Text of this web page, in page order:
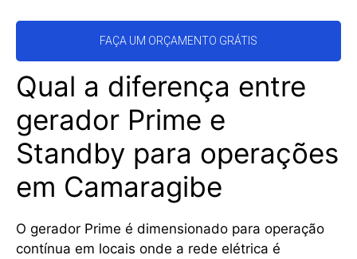
FAÇA UM ORÇAMENTO GRÁTIS
Qual a diferença entre
gerador Prime e
Standby para operações
em Camaragibe
O gerador Prime é dimensionado para operação
contínua em locais onde a rede elétrica é